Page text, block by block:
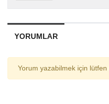
YORUMLAR
Yorum yazabilmek için lütfen